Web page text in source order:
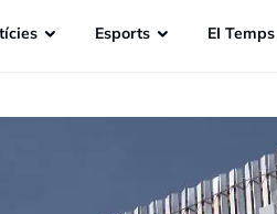
Esports EI Temps